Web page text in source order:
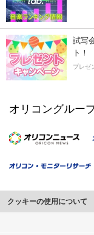
試写
ト！
プレゼ
オリコングルー
クッキーの使用について
このサイトでは Cookie